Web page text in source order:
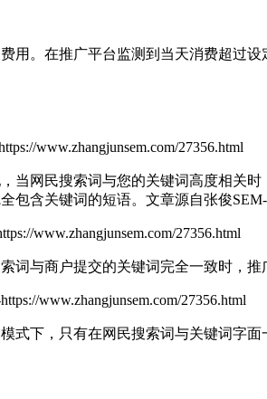
用。在推广平台监测到当天消费超过设
www.zhangjunsem.com/27356.html
当网民搜索词与您的关键词高度相关
包含关键词的短语。 文章源自张俊SEM-
www.zhangjunsem.com/27356.html
词与商户提交的关键词完全一致时，推
www.zhangjunsem.com/27356.html
式下，只有在网民搜索词与关键词字